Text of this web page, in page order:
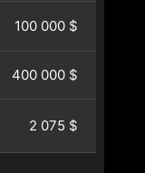
100 000 $
400 000 $
2 075 $